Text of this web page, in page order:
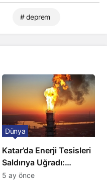
# deprem
Katar’da Enerji Tesisleri
Saldırıya Uğradı:
Avrupa’da Doğalgaz
Dünya
5 ay önce